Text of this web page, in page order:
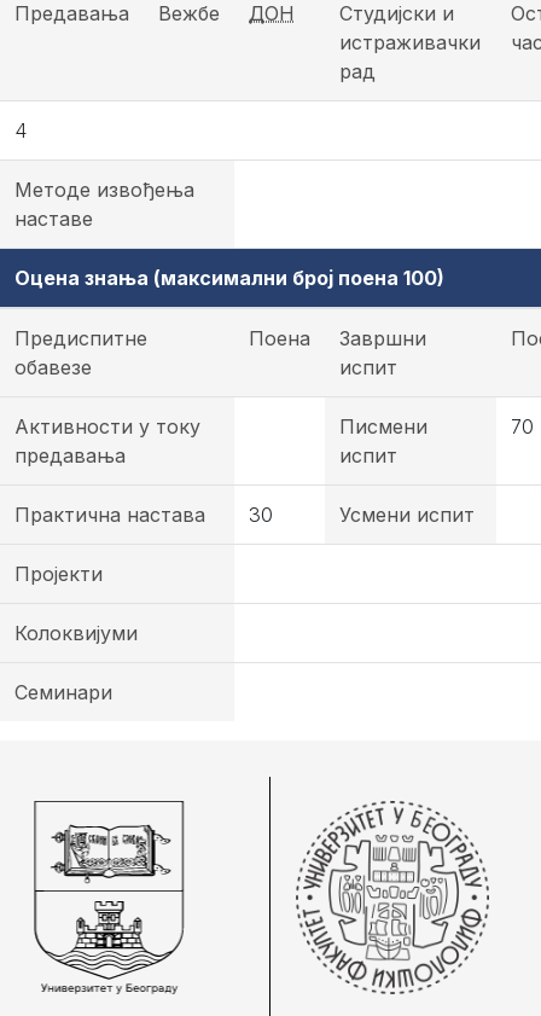
Предавања Вежбе ДОН
Студијски и
истраживачки
рад
4
Методе извођења
наставе
Оцена знања (максимални број поена 100)
Предиспитне
обавезе
Поена
Завршни
испит
Активности у току
предавања
Писмени
испит
70
Практична настава 30 Усмени испит
Пројекти
Колоквијуми
Семинари